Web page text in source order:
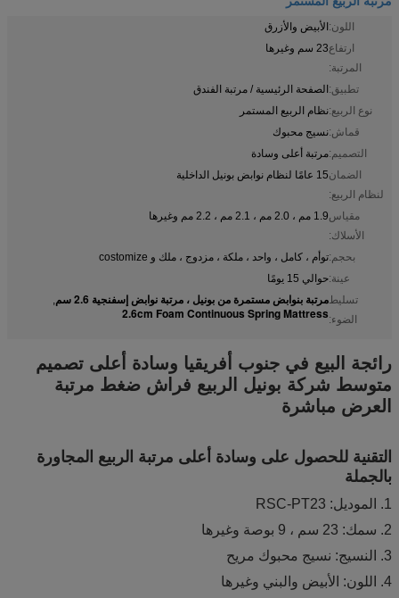
اللون:الأبيض والأزرق
ارتفاع
المرتبة:
23 سم وغيرها
تطبيق:الصفحة الرئيسية / مرتبة الفندق
نوع الربيع:نظام الربيع المستمر
قماش:نسيج محبوك
التصميم:مرتبة أعلى وسادة
الضمان
لنظام الربيع:
15 عامًا لنظام نوابض بونيل الداخلية
مقياس
الأسلاك:
1.9 مم ، 2.0 مم ، 2.1 مم ، 2.2 مم وغيرها
بحجم:توأم ، كامل ، واحد ، ملكة ، مزدوج ، ملك و costomize
عينة:حوالي 15 يومًا
تسليط
الضوء:
مرتبة بنوابض مستمرة من بونيل ، مرتبة نوابض إسفنجية 2.6 سم ,
2.6cm Foam Continuous Spring Mattress
رائجة البيع في جنوب أفريقيا وسادة أعلى تصميم
متوسط ​​شركة بونيل الربيع فراش ضغط مرتبة
العرض مباشرة
التقنية للحصول على وسادة أعلى مرتبة الربيع المجاورة
بالجملة
1. الموديل: RSC-PT23
2. سمك: 23 سم ، 9 بوصة وغيرها
3. النسيج: نسيج محبوك مريح
4. اللون: الأبيض والبني وغيرها